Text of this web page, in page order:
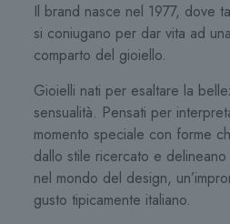
Il brand nasce nel 1977, dove
si coniugano per dar vita ad
comparto del gioiello.
Gioielli nati per esaltare la
sensualità. Pensati per
momento speciale con forme
dallo stile ricercato e
nel mondo del design,
gusto tipicamente italiano.